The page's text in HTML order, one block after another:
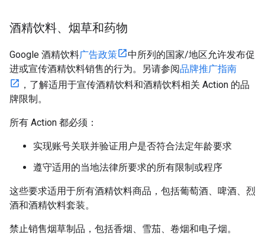
酒精饮料、烟草和药物
Google 酒精饮料广告政策
中所列的国家/地区允许发布促
进或宣传酒精饮料销售的行为。另请参阅品牌推广指南
，了解适用于宣传酒精饮料和酒精饮料相关 Action 的品
牌限制。
所有 Action 都必须：
实现账号关联并验证用户是否符合法定年龄要求
遵守适用的当地法律所要求的所有限制或程序
这些要求适用于所有酒精饮料商品，包括葡萄酒、啤酒、烈
酒和酒精饮料套装。
禁止销售烟草制品，包括香烟、雪茄、卷烟和电子烟。